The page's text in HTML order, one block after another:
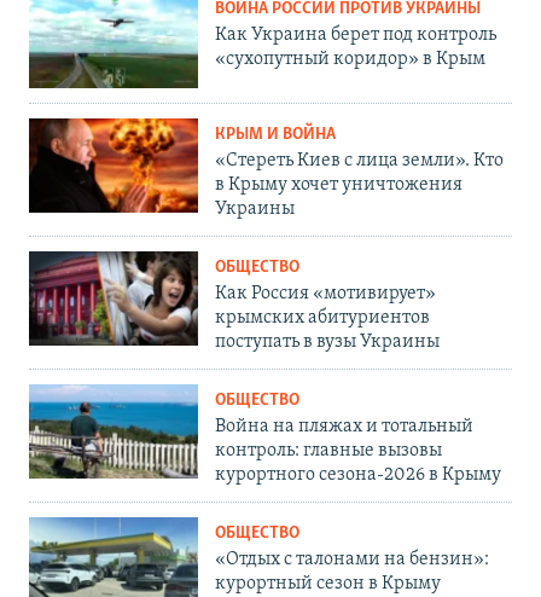
ВОЙНА РОССИИ ПРОТИВ УКРАИНЫ
Как Украина берет под контроль
«сухопутный коридор» в Крым
КРЫМ И ВОЙНА
«Стереть Киев с лица земли». Кто
в Крыму хочет уничтожения
Украины
ОБЩЕСТВО
Как Россия «мотивирует»
крымских абитуриентов
поступать в вузы Украины
ОБЩЕСТВО
Война на пляжах и тотальный
контроль: главные вызовы
курортного сезона-2026 в Крыму
ОБЩЕСТВО
«Отдых с талонами на бензин»:
курортный сезон в Крыму